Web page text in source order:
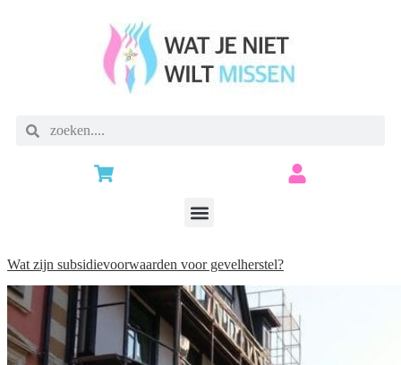
Wat zijn subsidievoorwaarden voor gevelherstel?